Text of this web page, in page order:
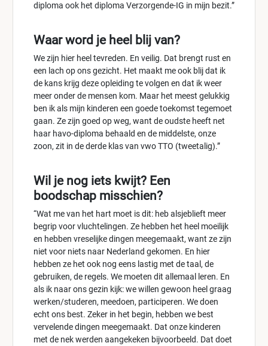
diploma ook het diploma Verzorgende-IG in mijn bezit.”
Waar word je heel blij van?
We zijn hier heel tevreden. En veilig. Dat brengt rust en
een lach op ons gezicht. Het maakt me ook blij dat ik
de kans krijg deze opleiding te volgen en dat ik weer
meer onder de mensen kom. Maar het meest gelukkig
ben ik als mijn kinderen een goede toekomst tegemoet
gaan. Ze zijn goed op weg, want de oudste heeft net
haar havo-diploma behaald en de middelste, onze
zoon, zit in de derde klas van vwo TTO (tweetalig).”
Wil je nog iets kwijt? Een
boodschap misschien?
“Wat me van het hart moet is dit: heb alsjeblieft meer
begrip voor vluchtelingen. Ze hebben het heel moeilijk
en hebben vreselijke dingen meegemaakt, want ze zijn
niet voor niets naar Nederland gekomen. En hier
hebben ze het ook nog eens lastig met de taal, de
gebruiken, de regels. We moeten dit allemaal leren. En
als ik naar ons gezin kijk: we willen gewoon heel graag
werken/studeren, meedoen, participeren. We doen
echt ons best. Zeker in het begin, hebben we best
vervelende dingen meegemaakt. Dat onze kinderen
met de nek werden aangekeken bijvoorbeeld. Dat doet